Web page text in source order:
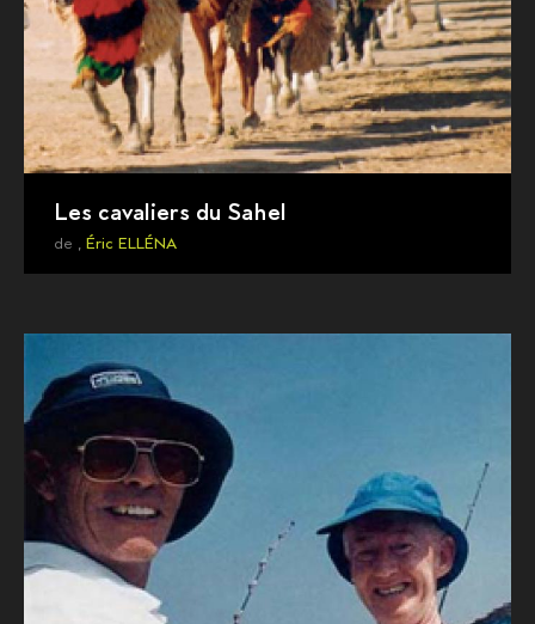
Les cavaliers du Sahel
de , Éric ELLÉNA